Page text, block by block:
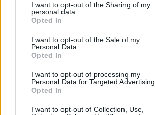
I want to opt-out of the Sharing of my
personal data.
Opted In
I want to opt-out of the Sale of my
Personal Data.
Opted In
I want to opt-out of processing my
Personal Data for Targeted Advertising.
Opted In
I want to opt-out of Collection, Use,